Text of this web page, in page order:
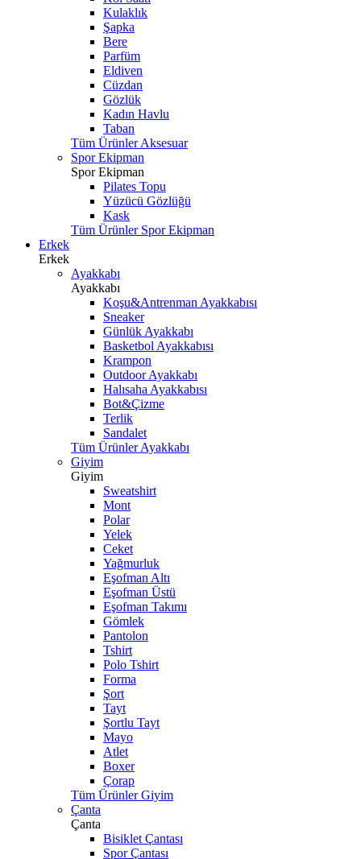
Kulaklık
Şapka
Bere
Parfüm
Eldiven
Cüzdan
Gözlük
Kadın Havlu
Taban
Tüm Ürünler Aksesuar
Spor Ekipman
Spor Ekipman
Pilates Topu
Yüzücü Gözlüğü
Kask
Tüm Ürünler Spor Ekipman
Erkek
Erkek
Ayakkabı
Ayakkabı
Koşu&Antrenman Ayakkabısı
Sneaker
Günlük Ayakkabı
Basketbol Ayakkabısı
Krampon
Outdoor Ayakkabı
Halısaha Ayakkabısı
Bot&Çizme
Terlik
Sandalet
Tüm Ürünler Ayakkabı
Giyim
Giyim
Sweatshirt
Mont
Polar
Yelek
Ceket
Yağmurluk
Eşofman Altı
Eşofman Üstü
Eşofman Takımı
Gömlek
Pantolon
Tshirt
Polo Tshirt
Forma
Şort
Tayt
Şortlu Tayt
Mayo
Atlet
Boxer
Çorap
Tüm Ürünler Giyim
Çanta
Çanta
Bisiklet Çantası
Spor Çantası